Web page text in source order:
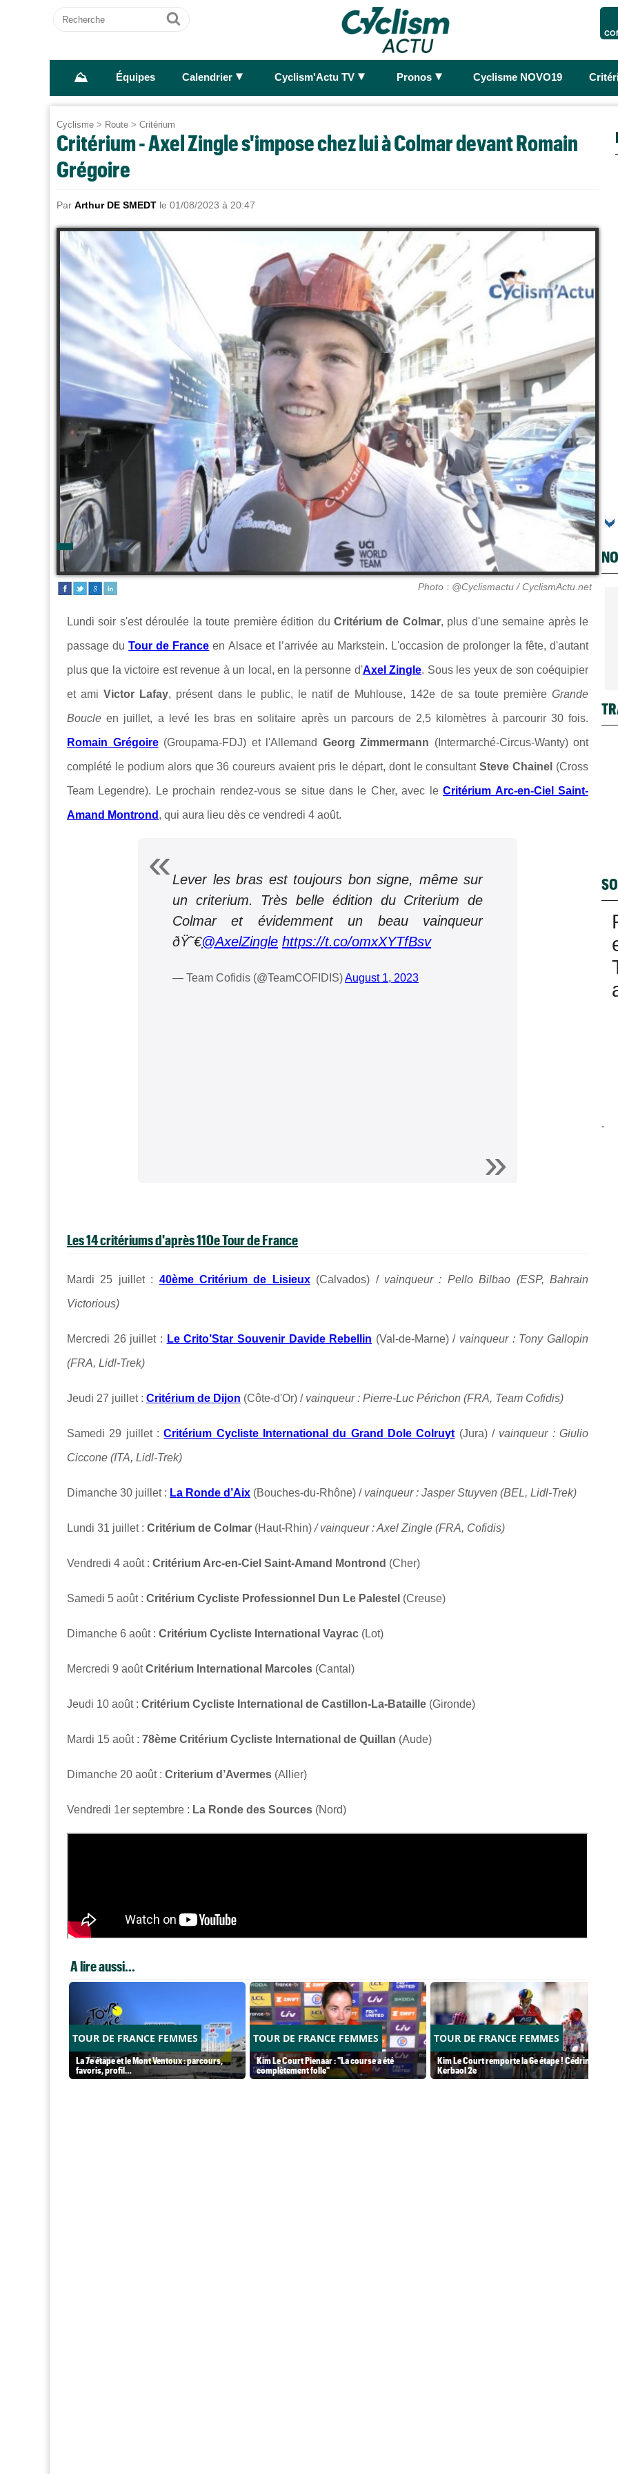
Recherche
Ok
⛰ Équipes Calendrier ► Cyclism'Actu TV ► Pronos ► Cyclisme NOVO19
Cyclisme > Route > Critérium
Critérium - Axel Zingle s'impose chez lui à Colmar devant Romain
Grégoire
Par Arthur DE SMEDT le 01/08/2023 à 20:47
Photo : @Cyclismactu / CyclismActu.net
Lundi soir s'est déroulée la toute première édition du Critérium de Colmar, p lus d'une semaine après le
passage duTour de France en Alsace et l’arrivée au Markstein. L'occasion de prolonger la fête, d'autant
plus que la victoire est revenue à un local, en la personne d'Axel Zingle. Sous les yeux de son coéquipier
et amiVictor Lafay, présent dans le public, le natif de Muhlouse, 142e de sa toute premièreGrande
Boucle en juillet, a levé les bras en solitaire après un parcours de 2,5 kilomètres à parcourir 30 fois.
Romain Grégoire(Groupama-FDJ) et l'Allemand Georg Zimmermann (Intermarché-Circus-Wanty) ont
complété le podium alors que 36 coureurs avaient pris le départ, dont le consultantSteve Chainel (Cross
Team Legendre). Le prochain rendez-vous se situe dans le Cher, avec leCritérium Arc-en-Ciel Saint-
Amand Montrond , qui aura lieu dès ce vendredi 4 août.
Lever les bras est toujours bon signe, même sur
un criterium. Très belle édition du Criterium de
Colmar et évidemment un beau vainqueur
ðŸ˜€@AxelZingle https://t.co/omxXYTfBsv
— Team Cofidis (@TeamCOFIDIS)August 1, 2023
Les 14 critériums d'après 110e Tour de France
Mardi 25 juillet : 40ème Critérium de Lisieux (Calvados) / vainqueur : Pello Bilbao (ESP, Bahrain
Victorious)
Mercredi 26 juillet : Le Crito’Star Souvenir Davide Rebellin (Val-de-Marne) / vainqueur : Tony Gallopin
(FRA, Lidl-Trek)
Jeudi 27 juillet : Critérium de Dijon (Côte-d'Or) /vainqueur : Pierre-Luc Périchon (FRA, Team Cofidis)
Samedi 29 juillet :Critérium Cycliste International du Grand Dole Colruyt (Jura) / vainqueur : Giulio
Ciccone (ITA, Lidl-Trek)
Dimanche 30 juillet : La Ronde d’Aix (Bouches-du-Rhône) / vainqueur : Jasper Stuyven (BEL, Lidl-Trek)
Lundi 31 juillet : Critérium de Colmar (Haut-Rhin)/ vainqueur : Axel Zingle (FRA, Cofidis)
Vendredi 4 août : Critérium Arc-en-Ciel Saint-Amand Montrond (Cher)
Samedi 5 août : Critérium Cycliste Professionnel Dun Le Palestel (Creuse)
Dimanche 6 août : Critérium Cycliste International Vayrac (Lot)
Mercredi 9 aoûtCritérium International Marcoles (Cantal)
Jeudi 10 août : Critérium Cycliste International de Castillon-La-Bataille (Gironde)
Mardi 15 août : 78ème Critérium Cycliste International de Quillan (Aude)
Dimanche 20 août : Criterium d’Avermes (Allier)
Vendredi 1er septembre : La Ronde des Sources (Nord)
A lire aussi...
TOUR DE FRANCE FEMMES
La 7e étape et le Mont Ventoux : parcours,
favoris, profil…
TOUR DE FRANCE FEMMES
Kim Le Court Pienaar : "La course a été
complètement folle"
TOUR DE FRANCE FEMMES
Kim Le Court remporte la 6e étape ! Cédrine
Kerbaol 2e
-